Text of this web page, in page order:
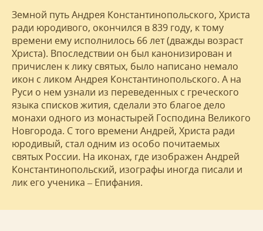
Земной путь Андрея Константинопольского, Христа
ради юродивого, окончился в 839 году, к тому
времени ему исполнилось 66 лет (дважды возраст
Христа). Впоследствии он был канонизирован и
причислен к лику святых, было написано немало
икон с ликом Андрея Константинопольского. А на
Руси о нем узнали из переведенных с греческого
языка списков жития, сделали это благое дело
монахи одного из монастырей Господина Великого
Новгорода. С того времени Андрей, Христа ради
юродивый, стал одним из особо почитаемых
святых России. На иконах, где изображен Андрей
Константинопольский, изографы иногда писали и
лик его ученика – Епифания.